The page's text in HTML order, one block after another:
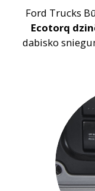
Ecotorq
dabisko